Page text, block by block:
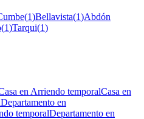
(1)Bellavista(1)Abdón
(1)Tarqui(1)
en Arriendo temporalCasa en
Departamento en
temporalDepartamento en